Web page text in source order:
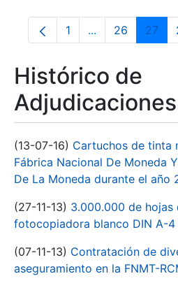
Página
1 ...PáginasPágina
26 27
Histórico de
Adjudicaciones
(13-07-16) Cartuchos de tinta
Fábrica Nacional De Moneda
De La Moneda durante el año
(27-11-13) 3.000.000 de hojas
fotocopiadora blanco DIN A-4
(07-11-13) Contratación de
aseguramiento en la FNMT-